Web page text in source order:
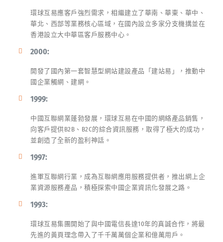
環球互易應客戶強烈需求，相繼建立了華南、華東、華中、
華北、西部等業務核心區域，在國內設立多家分支機搆並在
香港設立大中華區客戶服務中心。
2000:
開發了國內第一套智慧型網站建設產品「建站易」，推動中
國企業觸網、建網。
1999:
中國互聯網業蓬勃發展，環球互易在中國的網絡產品銷售，
向客戶提供B2B、B2C的綜合資訊服務，取得了極大的成功，
並創造了全新的盈利神話。
1997:
進軍互聯網行業，成為互聯網應用服務提供者，推出網上企
業資源服務產品，積極探索中國企業資訊化發展之路。
1993:
環球互易集團開始了與中國電信長達10年的真誠合作，將最
先進的黃頁理念帶入了千千萬萬個企業和億萬用戶。